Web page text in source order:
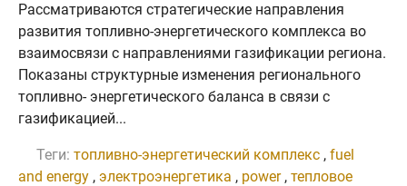
Рассматриваются стратегические направления
развития топливно-энергетического комплекса во
взаимосвязи с направлениями газификации региона.
Показаны структурные изменения регионального
топливно- энергетического баланса в связи с
газификацией...
Теги: топливно-энергетический комплекс , fuel
and energy , электроэнергетика , power, тепловое